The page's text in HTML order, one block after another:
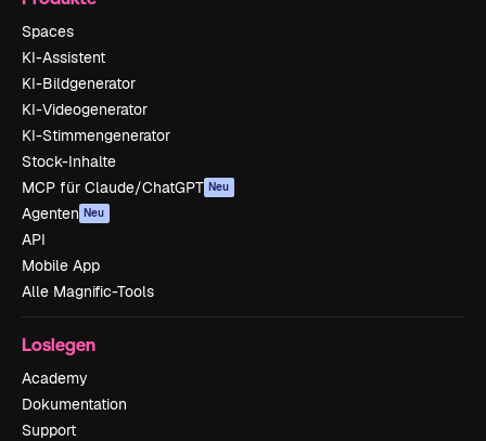
Spaces
KI-Assistent
KI-Bildgenerator
KI-Videogenerator
KI-Stimmengenerator
Stock-Inhalte
MCP für Claude/ChatGPT Neu
Agenten Neu
API
Mobile App
Alle Magnific-Tools
Loslegen
Academy
Dokumentation
Support